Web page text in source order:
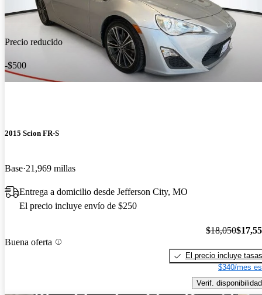
Precio reducido
-$500
2015 Scion FR-S
Base 21,969 millas
Entrega a domicilio desde Jefferson City, MO
El precio incluye envío de $250
Buena oferta
$18,050
El precio incluye tasas
$340/mes
Verif. disponibilidad